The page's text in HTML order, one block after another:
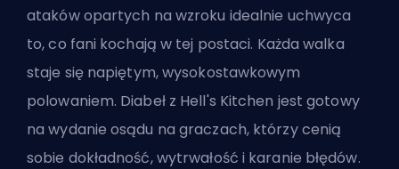
ataków opartych na wzroku idealnie uchwyca
to, co fani kochają w tej postaci. Każda walka
staje się napiętym, wysokostawkowym
polowaniem. Diabeł z Hell's Kitchen jest gotowy
na wydanie osądu na graczach, którzy cenią
sobie dokładność, wytrwałość i karanie błędów.